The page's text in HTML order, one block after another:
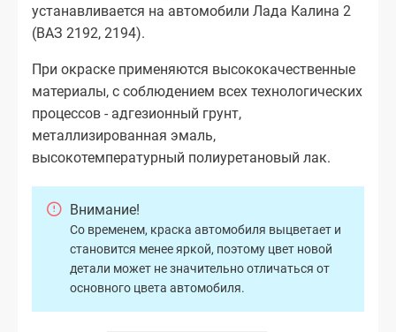
устанавливается на автомобили Лада Калина 2
(ВАЗ 2192, 2194).
При окраске применяются высококачественные
материалы, с соблюдением всех технологических
процессов - адгезионный грунт,
металлизированная эмаль,
высокотемпературный полиуретановый лак.
Внимание!
Со временем, краска автомобиля выцветает и
становится менее яркой, поэтому цвет новой
детали может не значительно отличаться от
основного цвета автомобиля.